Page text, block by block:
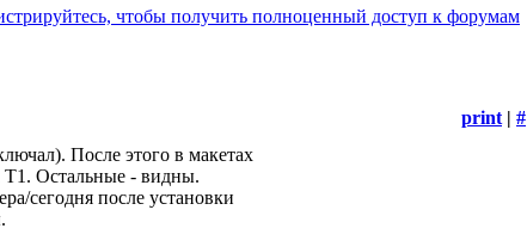
чтобы получить полноценный доступ к форумам
print | #
После этого в макетах
Т1. Остальные - видны.
сегодня после установки